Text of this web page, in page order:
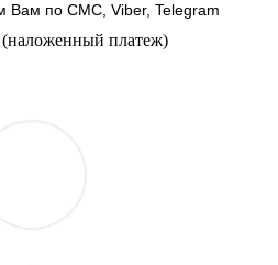
по СМС, Viber, Telegram
(наложенный платеж)